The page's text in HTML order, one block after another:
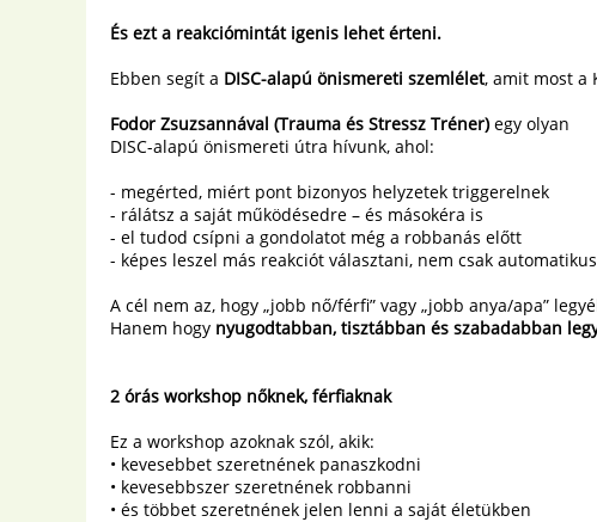
És ezt a reakciómintát igenis lehet érteni.
Ebben segít a DISC-alapú önismereti szemlélet, amit most a
Fodor Zsuzsannával (Trauma és Stressz Tréner)egy olyan
DISC-alapú önismereti útra hívunk, ahol:
- megérted, miért pont bizonyos helyzetek triggerelnek
- rálátsz a saját működésedre – és másokéra is
- el tudod csípni a gondolatot még a robbanás előtt
- képes leszel más reakciót választani, nem csak
A cél nem az, hogy „jobb nő/férfi” vagy „jobb anya/apa”
Hanem hogy nyugodtabban, tisztábban és szabadabban
2 órás workshop nőknek, férfiaknak
Ez a workshop azoknak szól, akik:
• kevesebbet szeretnének panaszkodni
• kevesebbszer szeretnének robbanni
• és többet szeretnének jelen lenni a saját életükben